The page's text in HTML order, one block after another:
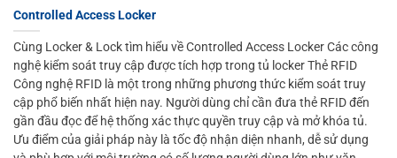
Controlled Access Locker
Cùng Locker & Lock tìm hiểu về Controlled Access Locker Các công
nghệ kiểm soát truy cập được tích hợp trong tủ locker Thẻ RFID
Công nghệ RFID là một trong những phương thức kiểm soát truy
cập phổ biến nhất hiện nay. Người dùng chỉ cần đưa thẻ RFID đến
gần đầu đọc để hệ thống xác thực quyền truy cập và mở khóa tủ.
Ưu điểm của giải pháp này là tốc độ nhận diện nhanh, dễ sử dụng